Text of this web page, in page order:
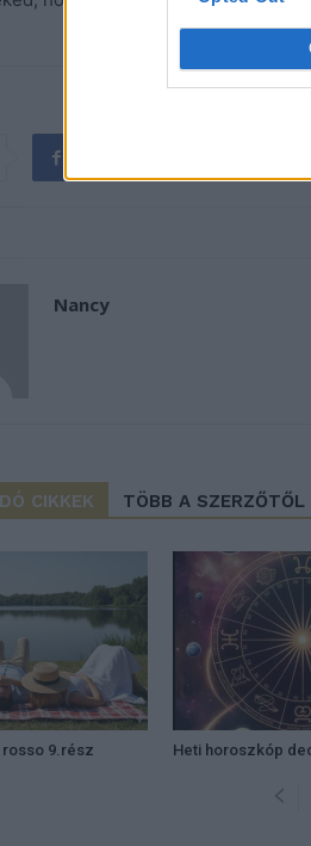
Nancy
CIKKEK TÖBB A SZERZŐTŐL
rosso 9.rész Heti horoszkóp